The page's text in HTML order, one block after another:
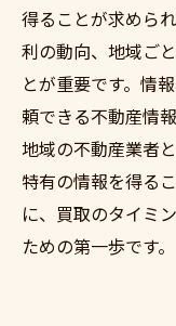
得ることが求めら
利の動向、地域ご
とが重要です。情
頼できる不動産情
地域の不動産業者
特有の情報を得る
に、買取のタイミ
ための第一歩です。